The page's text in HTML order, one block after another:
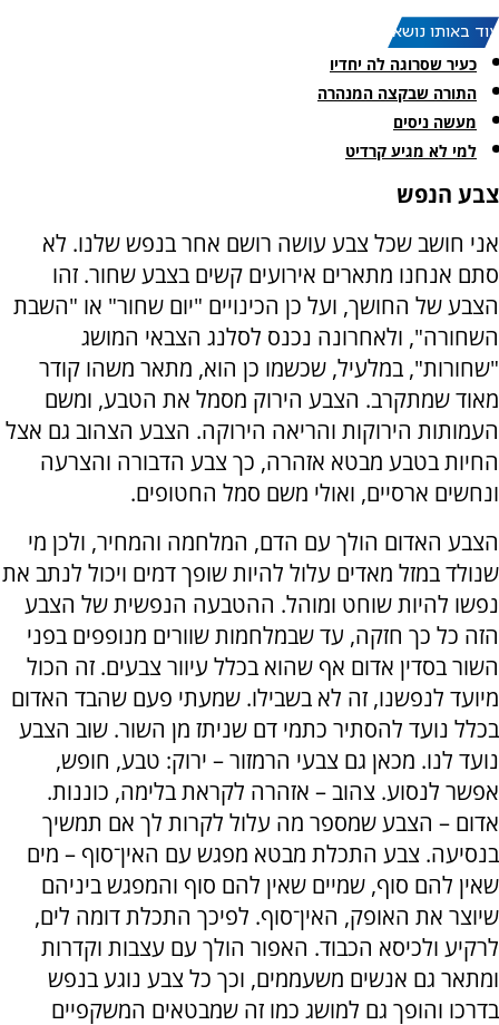
עוד באותו נושא:
כעיר שסרוגה לה יחדיו
התורה שבקצה המנהרה
מעשה ניסים
למי לא מגיע קרדיט
צבע הנפש
אני חושב שכל צבע עושה רושם אחר בנפש שלנו. לא
סתם אנחנו מתארים אירועים קשים בצבע שחור. זהו
הצבע של החושך, ועל כן הכינויים "יום שחור" או "השבת
השחורה", ולאחרונה נכנס לסלנג הצבאי המושג
"שחורות", במלעיל, שכשמו כן הוא, מתאר משהו קודר
מאוד שמתקרב. הצבע הירוק מסמל את הטבע, ומשם
העמותות הירוקות והריאה הירוקה. הצבע הצהוב גם אצל
החיות בטבע מבטא אזהרה, כך צבע הדבורה והצרעה
ונחשים ארסיים, ואולי משם סמל החטופים.
הצבע האדום הולך עם הדם, המלחמה והמחיר, ולכן מי
שנולד במזל מאדים עלול להיות שופך דמים ויכול לנתב את
נפשו להיות שוחט ומוהל. ההטבעה הנפשית של הצבע
הזה כל כך חזקה, עד שבמלחמות שוורים מנופפים בפני
השור בסדין אדום אף שהוא בכלל עיוור צבעים. זה הכול
מיועד לנפשנו, זה לא בשבילו. שמעתי פעם שהבד האדום
בכלל נועד להסתיר כתמי דם שניתז מן השור. שוב הצבע
נועד לנו. מכאן גם צבעי הרמזור – ירוק: טבע, חופש,
אפשר לנסוע. צהוב – אזהרה לקראת בלימה, כוננות.
אדום – הצבע שמספר מה עלול לקרות לך אם תמשיך
בנסיעה. צבע התכלת מבטא מפגש עם האין־סוף – מים
שאין להם סוף, שמיים שאין להם סוף והמפגש ביניהם
שיוצר את האופק, האין־סוף. לפיכך התכלת דומה לים,
לרקיע ולכיסא הכבוד. האפור הולך עם עצבות וקדרות
ומתאר גם אנשים משעממים, וכך כל צבע נוגע בנפש
בדרכו והופך גם למושג כמו זה שמבטאים המשקפיים